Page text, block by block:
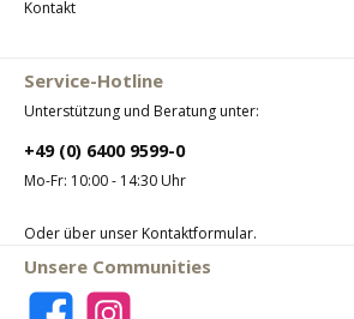
Kontakt
Service-Hotline
Unterstützung und Beratung unter:
+49 (0) 6400 9599-0
Mo-Fr: 10:00 - 14:30 Uhr
Oder über unser Kontaktformular.
Unsere Communities